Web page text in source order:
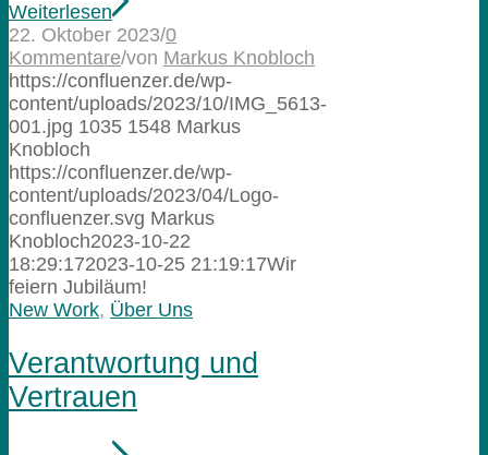
Weiterlesen
22. Oktober 2023/0
Kommentare/von Markus Knobloch
https://confluenzer.de/wp-
content/uploads/2023/10/IMG_5613-
001.jpg 1035 1548 Markus
Knobloch
https://confluenzer.de/wp-
content/uploads/2023/04/Logo-
confluenzer.svg Markus
Knobloch2023-10-22
18:29:172023-10-25 21:19:17Wir
feiern Jubiläum!
New Work, Über Uns
Verantwortung und
Vertrauen